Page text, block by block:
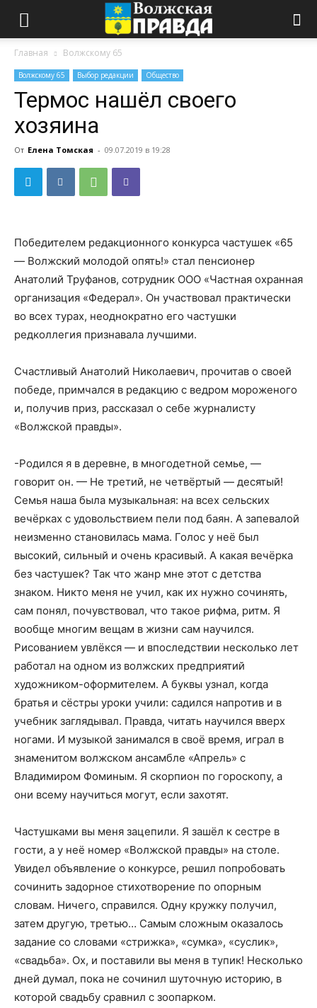
Главная Волжскому 65
Волжскому 65 Выбор редакции Общество
Термос нашёл своего
хозяина
От Елена Томская - 09.07.2019 в 19:28
Победителем редакционного конкурса частушек «65
— Волжский молодой опять!» стал пенсионер
Анатолий Труфанов, сотрудник ООО «Частная охранная
организация «Федерал». Он участвовал практически
во всех турах, неоднократно его частушки
редколлегия признавала лучшими.
Счастливый Анатолий Николаевич, прочитав о своей
победе, примчался в редакцию с ведром мороженого
и, получив приз, рассказал о себе журналисту
«Волжской правды».
-Родился я в деревне, в многодетной семье, —
говорит он. — Не третий, не четвёртый — десятый!
Семья наша была музыкальная: на всех сельских
вечёрках с удовольствием пели под баян. А запевалой
неизменно становилась мама. Голос у неё был
высокий, сильный и очень красивый. А какая вечёрка
без частушек? Так что жанр мне этот с детства
знаком. Никто меня не учил, как их нужно сочинять,
сам понял, почувствовал, что такое рифма, ритм. Я
вообще многим вещам в жизни сам научился.
Рисованием увлёкся — и впоследствии несколько лет
работал на одном из волжских предприятий
художником-оформителем. А буквы узнал, когда
братья и сёстры уроки учили: садился напротив и в
учебник заглядывал. Правда, читать научился вверх
ногами. И музыкой занимался в своё время, играл в
знаменитом волжском ансамбле «Апрель» с
Владимиром Фоминым. Я скорпион по гороскопу, а
они всему научиться могут, если захотят.
Частушками вы меня зацепили. Я зашёл к сестре в
гости, а у неё номер «Волжской правды» на столе.
Увидел объявление о конкурсе, решил попробовать
сочинить задорное стихотворение по опорным
словам. Ничего, справился. Одну кружку получил,
затем другую, третью… Самым сложным оказалось
задание со словами «стрижка», «сумка», «суслик»,
«свадьба». Ох, и поставили вы меня в тупик! Несколько
дней думал, пока не сочинил шуточную историю, в
которой свадьбу сравнил с зоопарком.